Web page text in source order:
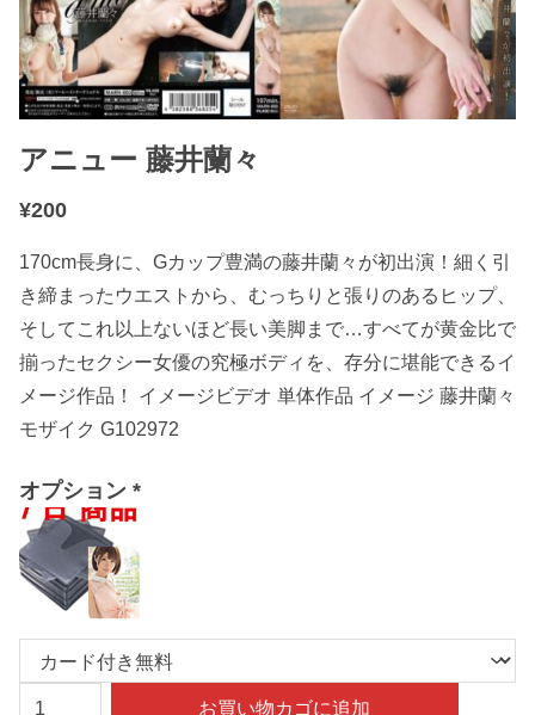
アニュー 藤井蘭々
¥200
170cm長身に、Gカップ豊満の藤井蘭々が初出演！細く引
き締まったウエストから、むっちりと張りのあるヒップ、
そしてこれ以上ないほど長い美脚まで…すべてが黄金比で
揃ったセクシー女優の究極ボディを、存分に堪能できるイ
メージ作品！ イメージビデオ 単体作品 イメージ 藤井蘭々
モザイク G102972
オプション *
ア
お買い物カゴに追加